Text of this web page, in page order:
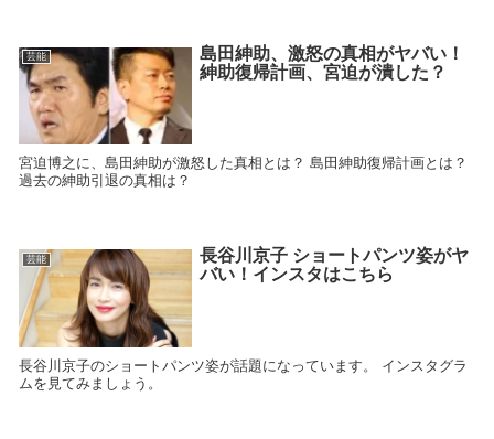
芸能
島田紳助、激怒の真相がヤバい！
紳助復帰計画、宮迫が潰した？
宮迫博之に、島田紳助が激怒した真相とは？ 島田紳助復帰計画とは？
過去の紳助引退の真相は？
芸能
長谷川京子 ショートパンツ姿がヤ
バい！インスタはこちら
長谷川京子のショートパンツ姿が話題になっています。 インスタグラ
ムを見てみましょう。